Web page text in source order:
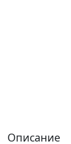
Описание